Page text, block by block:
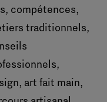
compétences,
traditionnels,
art fait main,